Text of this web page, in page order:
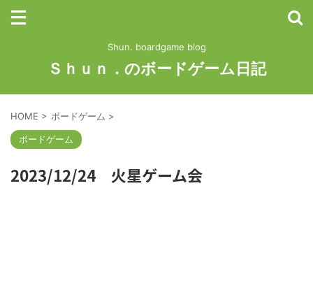
Shun. boardgame blog
Ｓｈｕｎ．のボードゲーム日記
HOME > ボードゲーム >
ボードゲーム
2023/12/24 火星ゲーム会